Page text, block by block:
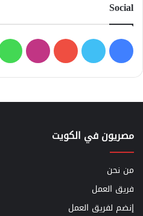
Social
فيسبوك
تويتر يوتيوب
مصريون في الكويت
من نحن
فريق العمل
إنضم لفريق العمل